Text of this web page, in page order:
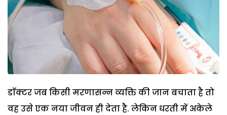
डाॅक्टर जब किसी मरणासन्न व्यक्ति की जान बचाता है तो
वह उसे एक नया जीवन ही देता है. लेकिन धरती में अकेले